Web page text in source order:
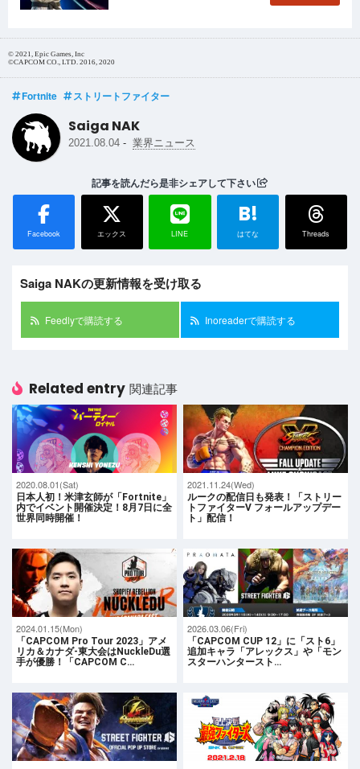
© 2021, Epic Games, Inc
©CAPCOM CO., LTD. 2016, 2020
Fortnite ストリートファイター
Saiga NAK
2021.08.04 - 業界ニュース
記事を読んだら是非シェアして下さい
Facebook エックス LINE
B!
はてな Threads
Saiga NAKの更新情報を受け取る
Feedlyで購読する Inoreaderで購読する
Related entry 関連記事
2020.08.01(Sat)
日本人初！米津玄師が「Fortnite」
内でイベント開催決定！8月7日に全
世界同時開催！
2021.11.24(Wed)
ルークの配信日も発表！「ストリー
トファイターV フォールアップデー
ト」配信！
2024.01.15(Mon)
「CAPCOM Pro Tour 2023」アメ
リカ＆カナダ-東大会はNuckleDu選
手が優勝！「CAPCOM C…
2026.03.06(Fri)
「CAPCOM CUP 12」に「スト6」
追加キャラ「アレックス」や「モン
スターハンタースト…